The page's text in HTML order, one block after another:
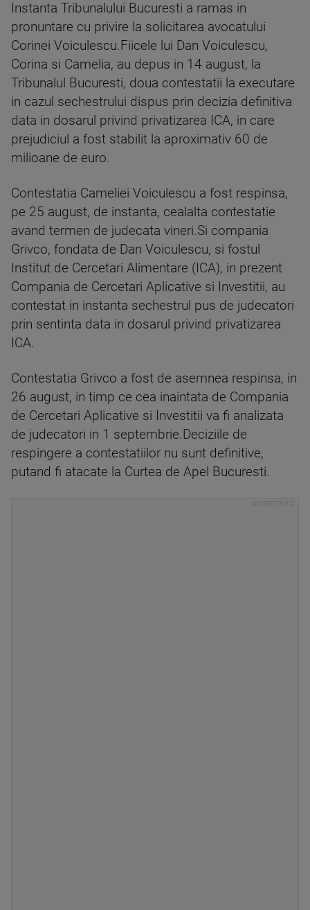
Instanta Tribunalului Bucuresti a ramas in
pronuntare cu privire la solicitarea avocatului
Corinei Voiculescu.Fiicele lui Dan Voiculescu,
Corina si Camelia, au depus in 14 august, la
Tribunalul Bucuresti, doua contestatii la executare
in cazul sechestrului dispus prin decizia definitiva
data in dosarul privind privatizarea ICA, in care
prejudiciul a fost stabilit la aproximativ 60 de
milioane de euro.
Contestatia Cameliei Voiculescu a fost respinsa,
pe 25 august, de instanta, cealalta contestatie
avand termen de judecata vineri.Si compania
Grivco, fondata de Dan Voiculescu, si fostul
Institut de Cercetari Alimentare (ICA), in prezent
Compania de Cercetari Aplicative si Investitii, au
contestat in instanta sechestrul pus de judecatori
prin sentinta data in dosarul privind privatizarea
ICA.
Contestatia Grivco a fost de asemnea respinsa, in
26 august, in timp ce cea inaintata de Compania
de Cercetari Aplicative si Investitii va fi analizata
de judecatori in 1 septembrie.Deciziile de
respingere a contestatiilor nu sunt definitive,
putand fi atacate la Curtea de Apel Bucuresti.